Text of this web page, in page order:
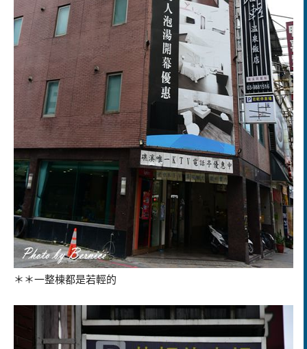
＊＊一整棟都是若輕的